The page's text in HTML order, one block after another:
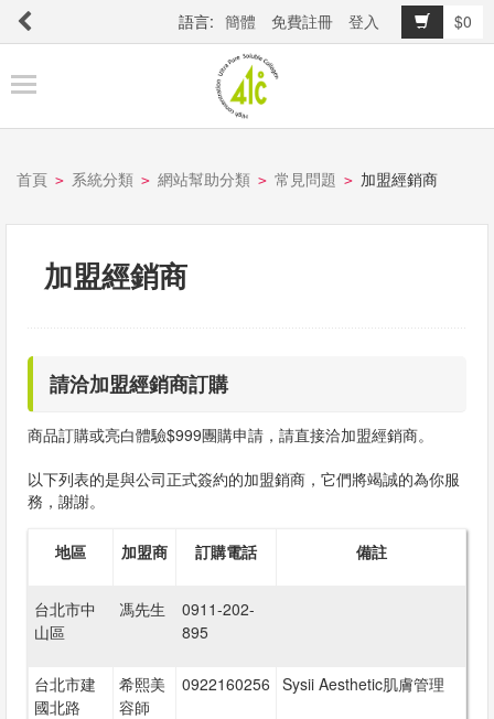
語言: 簡體 免費註冊 登入
$0
品
關
牌
最
新
消
息
首頁 > 系統分類 > 網站幫助分類 > 常見問題 > 加盟經銷商
加盟經銷商
請洽加盟經銷商訂購
商品訂購或亮白體驗$999團購申請，請直接洽加盟經銷商。
以下列表的是與公司正式簽約的加盟銷商，它們將竭誠的為你服
務，謝謝。
地區 加盟商 訂購電話 備註
台北市中
山區
馮先生
0911-202-
895
台北市建
國北路
希熙美
容師
0922160256 Sysii Aesthetic肌膚管理